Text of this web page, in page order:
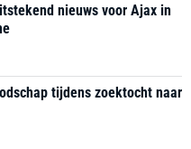
nieuws voor Ajax in
tijdens zoektocht naar